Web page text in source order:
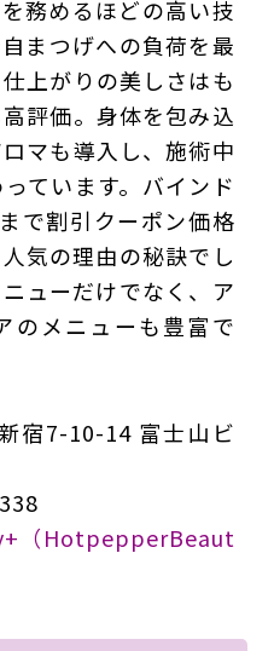
務めるほどの高い技
まつげへの負荷を最
上がりの美しさはも
評価。身体を包み込
マも導入し、施術中
ています。バインド
で割引クーポン価格
気の理由の秘訣でし
ューだけでなく、ア
のメニューも豊富で
宿7-10-14 富士山ビ
（HotpepperBeaut